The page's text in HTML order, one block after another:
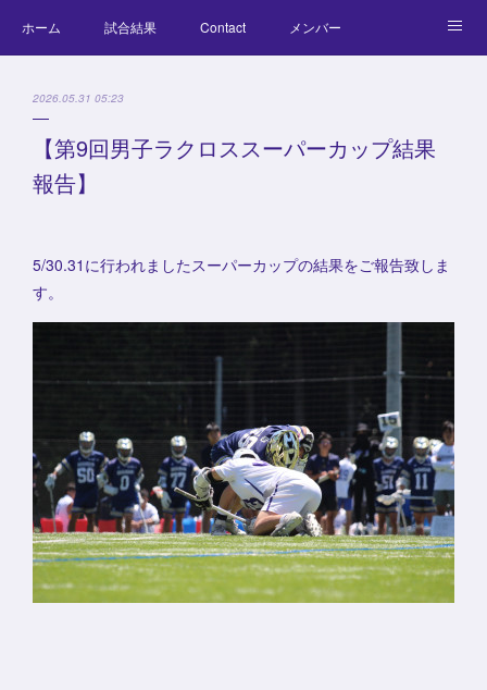
ホーム 試合結果 Contact メンバー
2026.05.31 05:23
【第9回男子ラクロススーパーカップ結果
報告】
5/30.31に行われましたスーパーカップの結果をご報告致しま
す。